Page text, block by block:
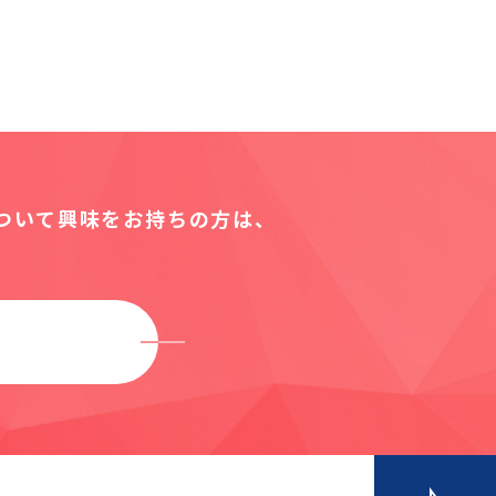
いて興味をお持ちの方は、